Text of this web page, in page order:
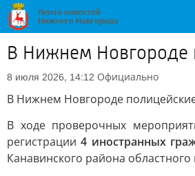
В Нижнем Новгороде
8 июля 2026, 14:12 Официально
В Нижнем Новгороде
В ходе проверочных
регистрации4 иностранных
Канавинского района областного